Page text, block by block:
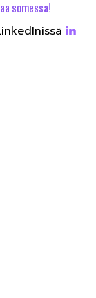
somessa!